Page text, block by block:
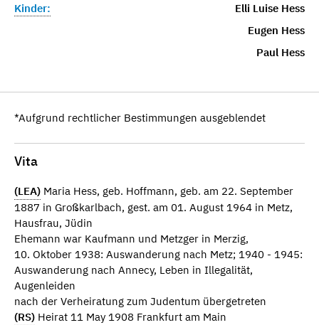
Kinder:
Elli Luise Hess
Eugen Hess
Paul Hess
*Aufgrund rechtlicher Bestimmungen ausgeblendet
Vita
(LEA) Maria Hess, geb. Hoffmann, geb. am 22. September
1887 in Großkarlbach, gest. am 01. August 1964 in Metz,
Hausfrau, Jüdin
Ehemann war Kaufmann und Metzger in Merzig,
10. Oktober 1938: Auswanderung nach Metz; 1940 - 1945:
Auswanderung nach Annecy, Leben in Illegalität,
Augenleiden
nach der Verheiratung zum Judentum übergetreten
(RS) Heirat 11 May 1908 Frankfurt am Main